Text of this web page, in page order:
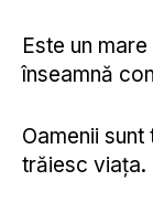
Este un
înseamnă
Oamenii
trăiesc viața.